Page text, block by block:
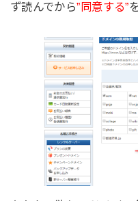
ず読んでから”同意する”